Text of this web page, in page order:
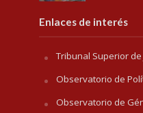
Enlaces de interés
Tribunal Superior de
Observatorio de
Observatorio de